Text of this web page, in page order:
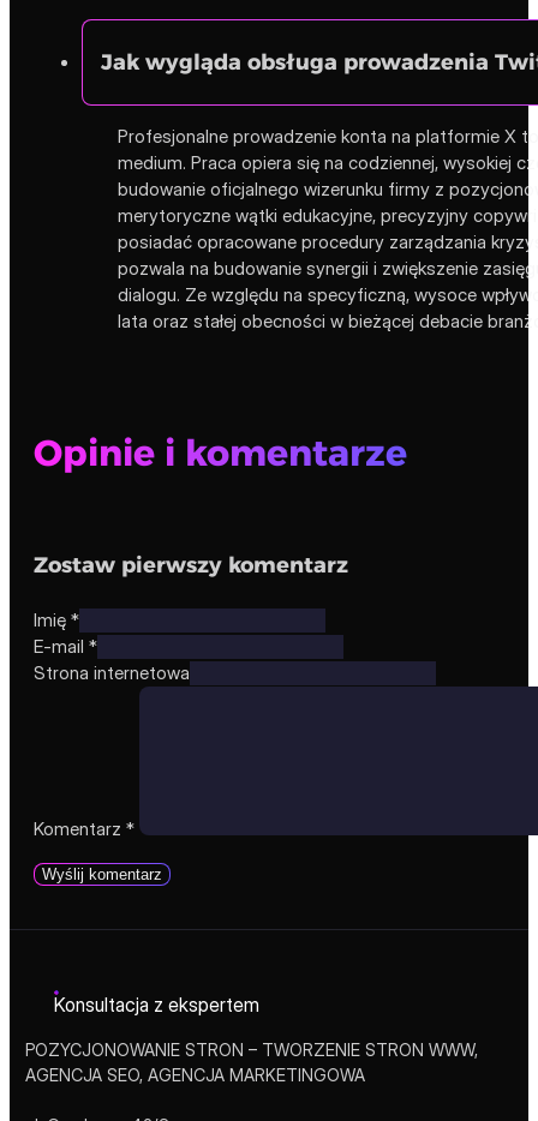
Jak wygląda obsługa prowadzenia
Profesjonalne prowadzenie konta na platformie X
medium. Praca opiera się na codziennej, wysokiej
budowanie oficjalnego wizerunku firmy z
merytoryczne wątki edukacyjne, precyzyjny
posiadać opracowane procedury zarządzania
pozwala na budowanie synergii i zwiększenie
dialogu. Ze względu na specyficzną, wysoce
lata oraz stałej obecności w bieżącej debacie
Opinie i komentarze
Zostaw pierwszy komentarz
Imię *
E-mail *
Strona internetowa
Komentarz *
Konsultacja z ekspertem
POZYCJONOWANIE STRON – TWORZENIE STRON WWW,
AGENCJA SEO, AGENCJA MARKETINGOWA